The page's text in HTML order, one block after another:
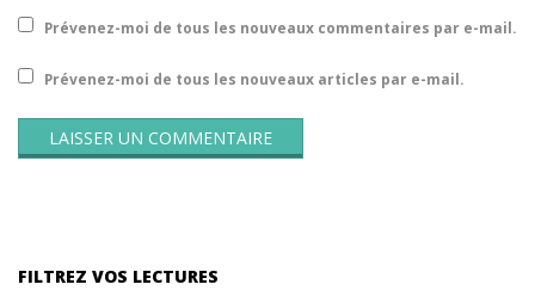
Prévenez-moi de tous les nouveaux commentaires par e-mail.
Prévenez-moi de tous les nouveaux articles par e-mail.
FILTREZ VOS LECTURES